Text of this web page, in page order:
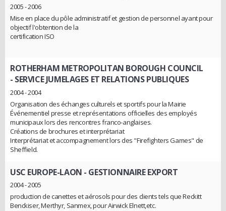
2005 - 2006
Mise en place du pôle administratif et gestion de personnel ayant pour
objectif l'obtention de la
certification ISO
ROTHERHAM METROPOLITAN BOROUGH COUNCIL
- SERVICE JUMELAGES ET RELATIONS PUBLIQUES
2004 - 2004
Organisation des échanges culturels et sportifs pour la Mairie
Événementiel presse et représentations officielles des employés
municipaux lors des rencontres franco-anglaises.
Créations de brochures et interprétariat
Interprétariat et accompagnement lors des "Firefighters Games" de
Sheffield.
USC EUROPE-LAON - GESTIONNAIRE EXPORT
2004 - 2005
production de canettes et aérosols pour des clients tels que Reckitt
Benckiser, Merthyr, Sanmex, pour Airwick Elnett,etc.